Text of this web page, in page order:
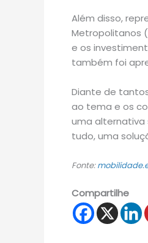
Além disso,
Metropolitanos
e os
também foi
Diante de
ao tema e os
uma alternativa
tudo, uma
Fonte:
Compartilhe